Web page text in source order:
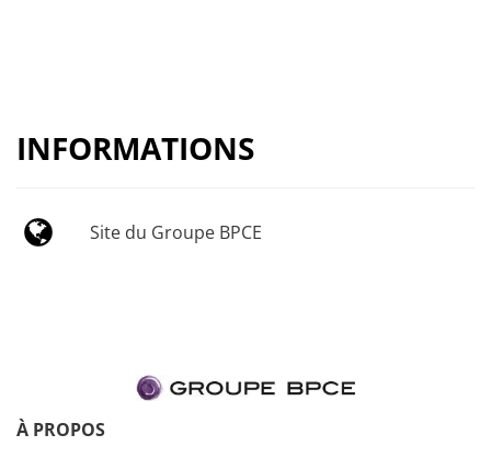
INFORMATIONS
Site du Groupe BPCE
À PROPOS